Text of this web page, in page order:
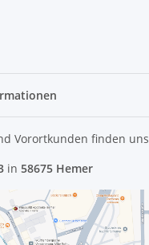
Vorortkunden finden uns
in 58675 Hemer